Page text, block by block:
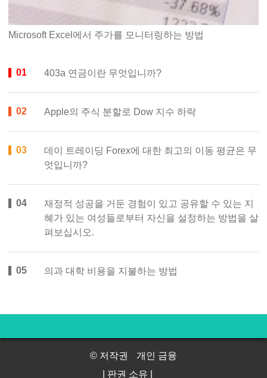
Microsoft Excel에서 주가를 모니터링하는 방법
403a 연금이란 무엇입니까?
Apple의 주식 분할로 Dow 지수 하락
데이 트레이딩 Forex에 대한 최고의 이동 평균은 무
엇입니까?
재정적 성공을 거둔 경험이 있고 공유할 수 있는 지
혜가 있는 여성들로부터 자신을 설정하는 방법을 살
펴보십시오.
의과 대학 비용을 지불하는 방법
© 저작권
개인 금융
| 판권 소유 |